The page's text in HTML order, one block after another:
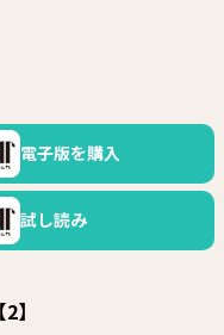
電子版を購入
試し読み
】